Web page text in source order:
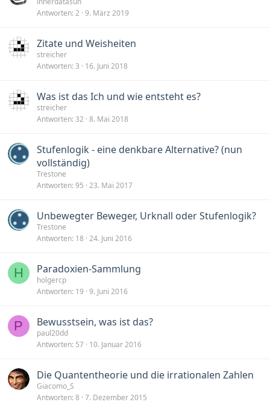
Antworten 2 9. März 2019
Zitate und Weisheiten
streicher
Antworten 3 16. Juni 2018
Was ist das Ich und wie entsteht es?
streicher
Antworten 32 8. Mai 2018
Stufenlogik - eine denkbare Alternative? (nun
vollständig)
Trestone
Antworten 95 23. Mai 2017
Unbewegter Beweger, Urknall oder Stufenlogik?
Trestone
Antworten 18 24. Juni 2016
H Paradoxien-Sammlung
holgercp
Antworten 19 9. Juni 2016
P Bewusstsein, was ist das?
paul20dd
Antworten 57 10. Januar 2016
Die Quantentheorie und die irrationalen Zahlen
Giacomo_S
Antworten 8 7. Dezember 2015